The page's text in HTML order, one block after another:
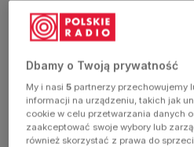
exception
has
occurred
(see the
Dbamy o Twoją prywatność
My i nasi5 partnerzy przechowujemy
informacji na urządzeniu, takich jak
cookie w celu przetwarzania danych
zaakceptować swoje wybory lub
również skorzystać z prawa do